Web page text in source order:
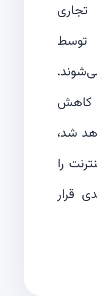
توسط
کاهش
شد،
را
قرار